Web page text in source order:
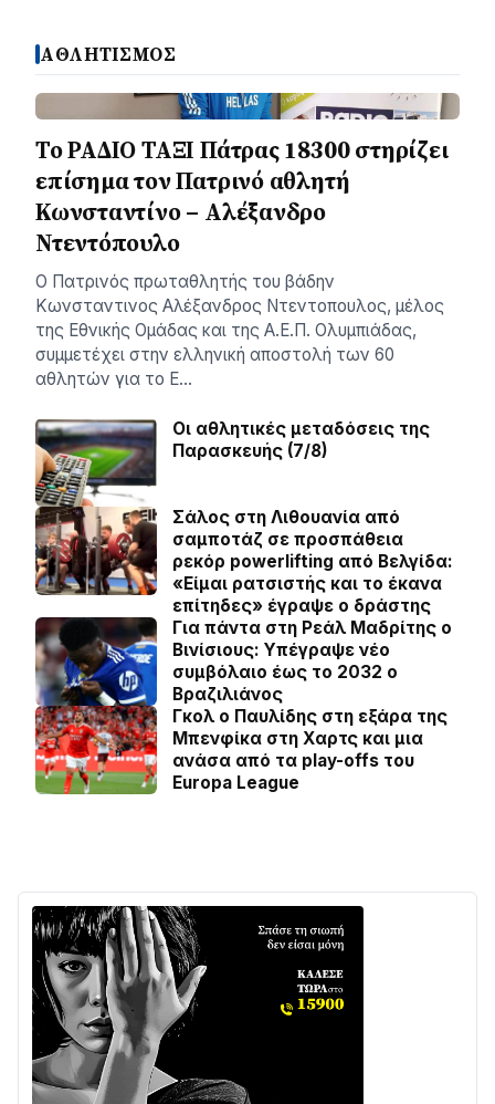
ΑΘΛΗΤΙΣΜΟΣ
Το ΡΑΔΙΟ ΤΑΞΙ Πάτρας 18300 στηρίζει
επίσημα τον Πατρινό αθλητή
Κωνσταντίνο – Αλέξανδρο
Ντεντόπουλο
Ο Πατρινός πρωταθλητής του βάδην
Κωνσταντινος Αλέξανδρος Ντεντοπουλος, μέλος
της Εθνικής Ομάδας και της Α.Ε.Π. Ολυμπιάδας,
συμμετέχει στην ελληνική αποστολή των 60
αθλητών για το Ε…
Οι αθλητικές μεταδόσεις της
Παρασκευής (7/8)
Σάλος στη Λιθουανία από
σαμποτάζ σε προσπάθεια
ρεκόρ powerlifting από Βελγίδα:
«Είμαι ρατσιστής και το έκανα
επίτηδες» έγραψε ο δράστης
Για πάντα στη Ρεάλ Μαδρίτης ο
Βινίσιους: Yπέγραψε νέο
συμβόλαιο έως το 2032 ο
Βραζιλιάνος
Γκολ ο Παυλίδης στη εξάρα της
Μπενφίκα στη Χαρτς και μια
ανάσα από τα play-offs του
Europa League